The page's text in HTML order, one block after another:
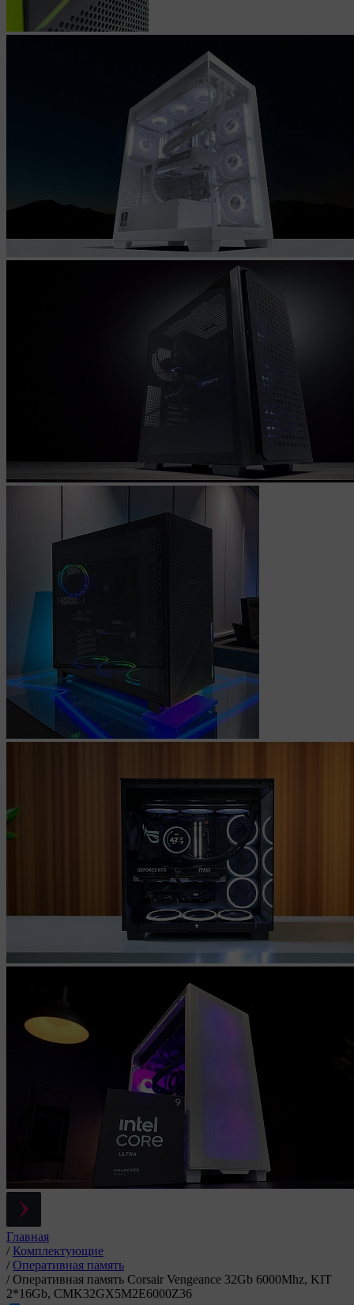
Главная
/ Комплектующие
/ Оперативная память
/ Оперативная память Corsair Vengeance 32Gb 6000Mhz, KIT
2*16Gb, CMK32GX5M2E6000Z36